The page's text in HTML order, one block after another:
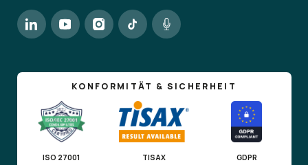
KONFORMITÄT & SICHERHEIT
ISO 27001 TISAX GDPR